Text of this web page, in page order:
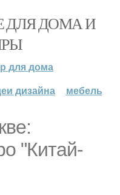
ДЛЯ ДОМА И
для дома
дизайна мебель
"Китай-